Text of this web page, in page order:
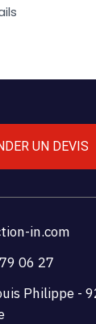
UN DEVIS
in.com
06 27
Philippe -